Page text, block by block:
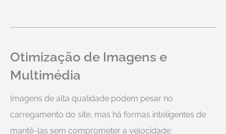
Otimização de Imagens e
Multimédia
Imagens de alta qualidade podem pesar no
carregamento do site, mas há formas inteligentes de
mantê-las sem comprometer a velocidade: